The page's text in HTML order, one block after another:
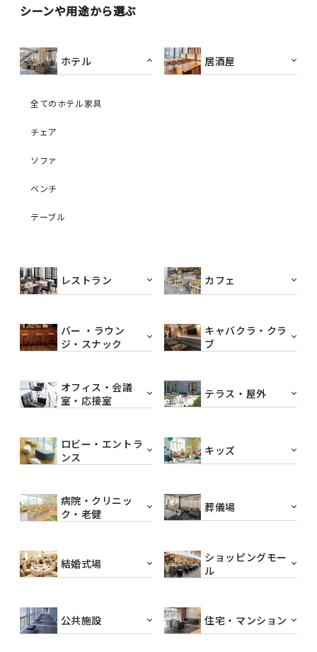
シーンや用途から選ぶ
ホテル
全てのホテル家具
チェア
ソファ
ベンチ
テーブル
居酒屋
レストラン カフェ
バー ・ラウン
ジ・スナック
キャバクラ・クラ
ブ
オフィス・会議
室・応接室
テラス・屋外
ロビー・エントラ
ンス
キッズ
病院・クリニッ
ク・老健
葬儀場
結婚式場
ショッピングモー
ル
公共施設 住宅・マンション